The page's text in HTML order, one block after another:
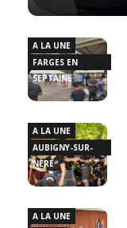
A LA UNE
FARGES EN
SEPTAINE
A LA UNE
AUBIGNY-SUR-
NÈRE
A LA UNE